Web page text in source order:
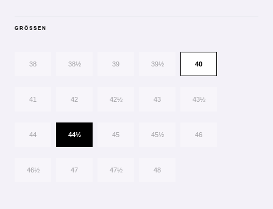
GRÖSSEN
38 38½ 39 39½ 40
41 42 42½ 43 43½
44 44½ 45 45½ 46
46½ 47 47½ 48